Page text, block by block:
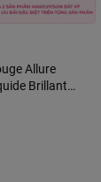
Allure
Brillant